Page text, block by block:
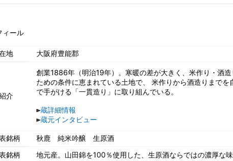
ィール
地 大阪府豊能郡
介
創業1886年（明治19年）。寒暖の差が大きく、米作り・酒造
ための条件に恵まれている土地で、 米作りから酒造りまでを
で手がける「一貫造り」に取り組んでいる。
蔵詳細情報
蔵元インタビュー
銘柄
秋鹿 純米吟醸 生原酒
銘柄
地元産。山田錦を100％使用した、生原酒ならではの濃厚な